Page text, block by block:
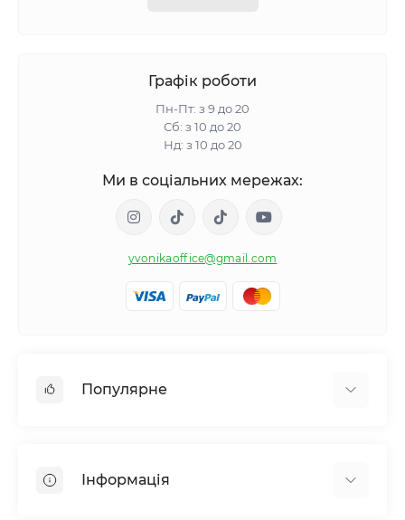
Графік роботи
Пн-Пт: з 9 до 20
Сб: з 10 до 20
Нд: з 10 до 20
Ми в соціальних мережах:
yvonikaoffice@gmail.com
Популярне
Обмін речовин і вага
Інформація